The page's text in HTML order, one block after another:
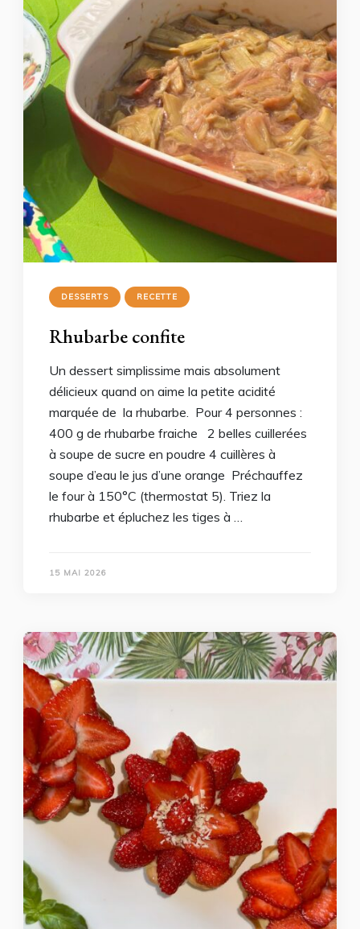
DESSERTS RECETTE
Rhubarbe confite
Un dessert simplissime mais absolument
délicieux quand on aime la petite acidité
marquée de la rhubarbe. Pour 4 personnes :
400 g de rhubarbe fraiche 2 belles cuillerées
à soupe de sucre en poudre 4 cuillères à
soupe d’eau le jus d’une orange Préchauffez
le four à 150°C (thermostat 5). Triez la
rhubarbe et épluchez les tiges à …
15 MAI 2026